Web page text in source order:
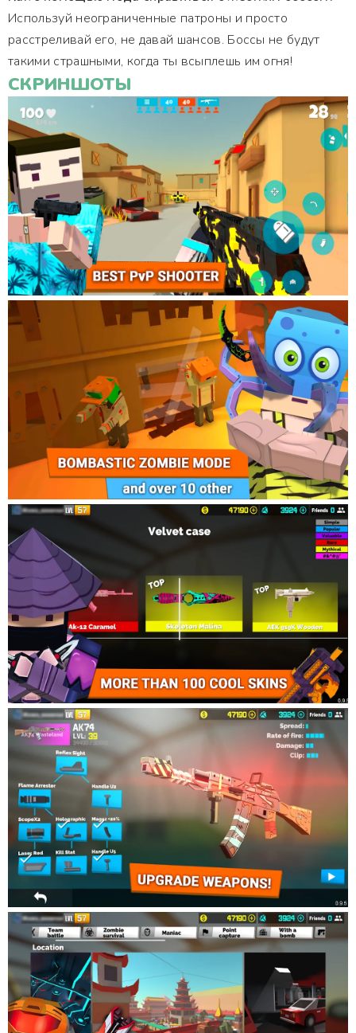
Используй неограниченные патроны и просто
расстреливай его, не давай шансов. Боссы не будут
такими страшными, когда ты всыплешь им огня!
СКРИНШОТЫ